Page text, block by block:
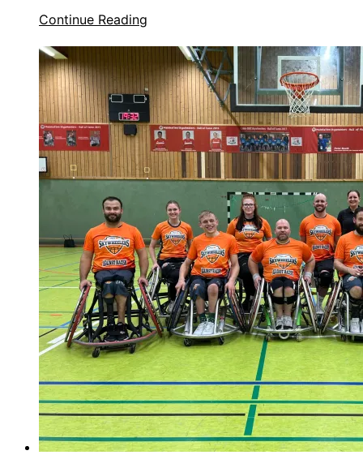
Continue Reading